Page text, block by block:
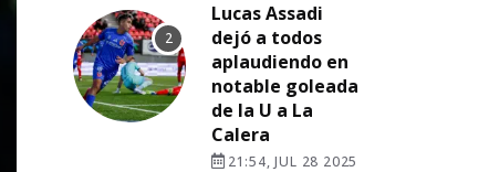
Lucas Assadi
dejó a todos
aplaudiendo en
notable goleada
de la U a La
Calera
21:54, JUL 28 2025